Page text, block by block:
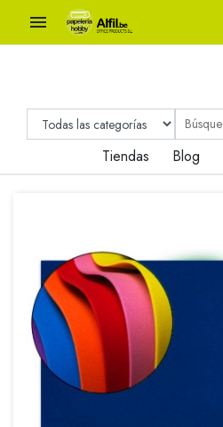

Tiendas Blog